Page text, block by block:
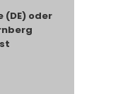
(DE) oder